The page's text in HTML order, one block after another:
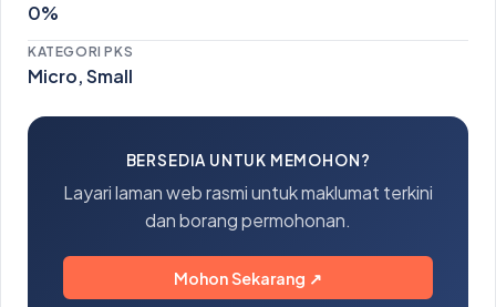
0%
KATEGORI PKS
Micro, Small
BERSEDIA UNTUK MEMOHON?
Layari laman web rasmi untuk maklumat terkini
dan borang permohonan.
Mohon Sekarang ↗